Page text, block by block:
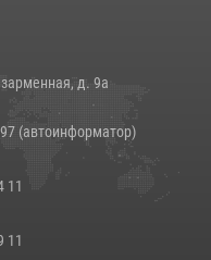
д. 9а
(автоинформатор)
11
11